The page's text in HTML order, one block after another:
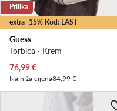
extra -15% Kod: LAST
Prilika
Guess
Torbica · Krem
Trenutna cijena
76,99€
Najniža cijena84,99 €